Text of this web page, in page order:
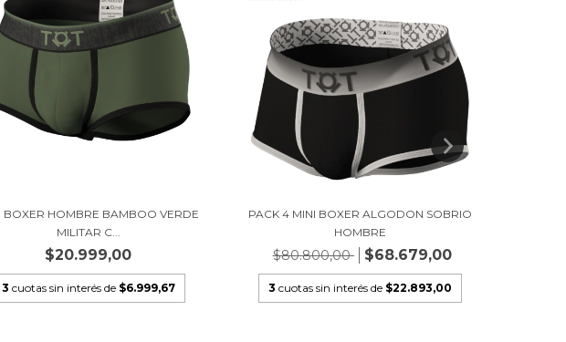
BOXER HOMBRE BAMBOO VERDE
MILITAR C...
$20.999,00
3 cuotas sin interés de $6.999,67
PACK 4 MINI BOXER ALGODON SOBRIO
HOMBRE
$80.800,00 $68.679,00
3 cuotas sin interés de $22.893,00